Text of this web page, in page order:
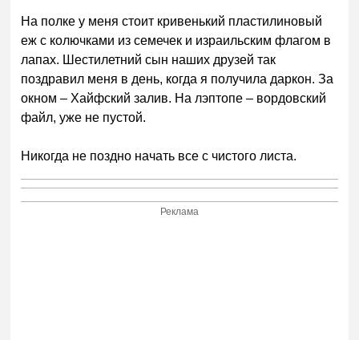
На полке у меня стоит кривенький пластилиновый
еж с колючками из семечек и израильским флагом в
лапах. Шестилетний сын наших друзей так
поздравил меня в день, когда я получила даркон. За
окном – Хайфский залив. На лэптопе – вордовский
файл, уже не пустой.
Никогда не поздно начать все с чистого листа.
Реклама